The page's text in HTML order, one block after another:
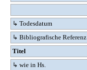
↳ Todesdatum
↳ Bibliografische Referenz
Titel
↳ wie in Hs.